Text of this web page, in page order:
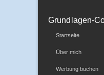
Grundlagen-
Startseite
Über mich
Werbung buchen